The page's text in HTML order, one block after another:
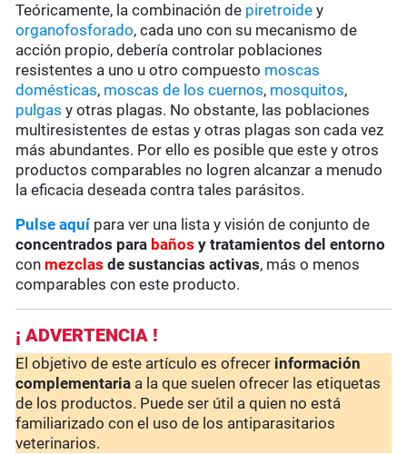
Teóricamente, la combinación de piretroide y
organofosforado, cada uno con su mecanismo de
acción propio, debería controlar poblaciones
resistentes a uno u otro compuesto moscas
domésticas, moscas de los cuernos, mosquitos,
pulgas y otras plagas. No obstante, las poblaciones
multiresistentes de estas y otras plagas son cada vez
más abundantes. Por ello es posible que este y otros
productos comparables no logren alcanzar a menudo
la eficacia deseada contra tales parásitos.
Pulse aquí para ver una lista y visión de conjunto de
concentrados para baños y tratamientos del entorno
con mezclas de sustancias activas, más o menos
comparables con este producto.
¡ ADVERTENCIA !
El objetivo de este artículo es ofrecer información
complementaria a la que suelen ofrecer las etiquetas
de los productos. Puede ser útil a quien no está
familiarizado con el uso de los antiparasitarios
veterinarios.